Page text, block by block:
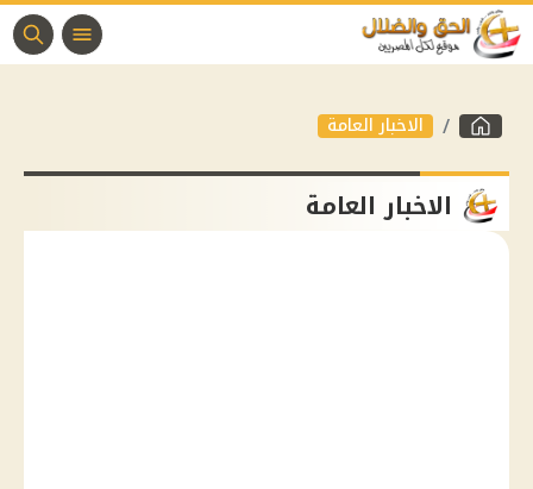
الاخبار العامة
الاخبار العامة